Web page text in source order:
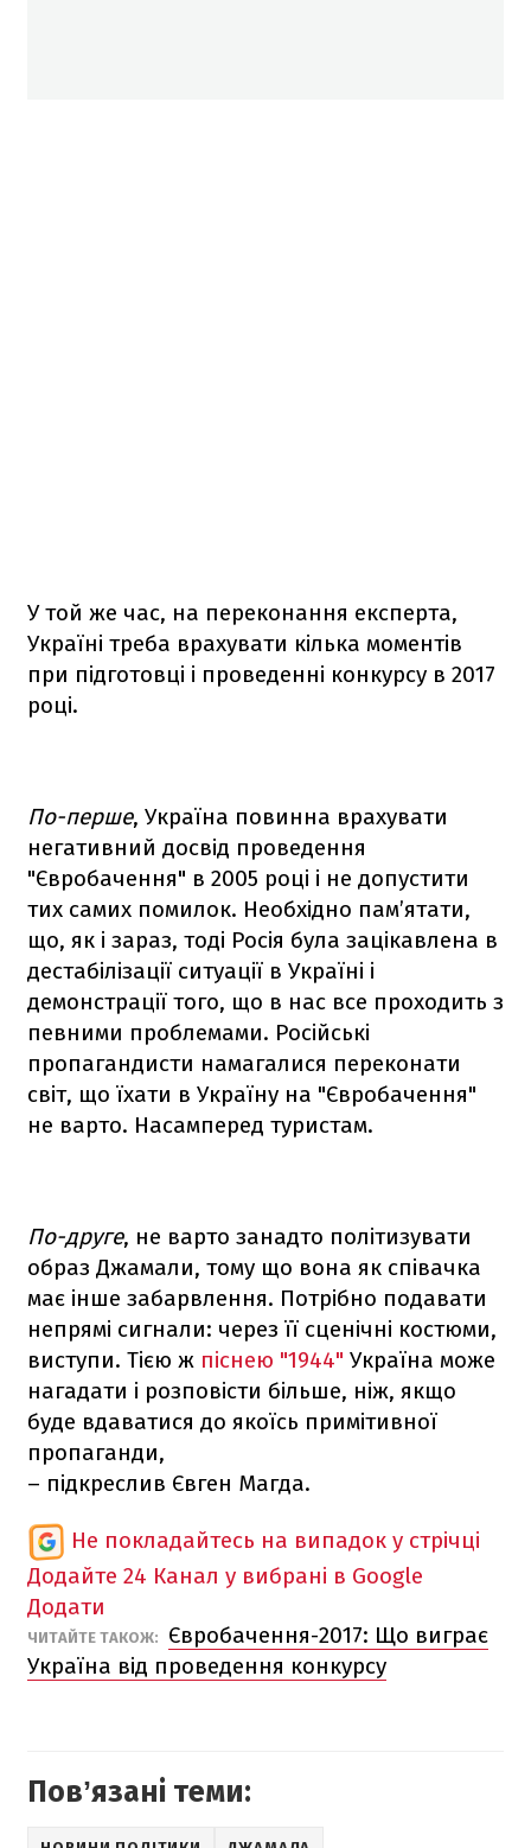
У той же час, на переконання експерта,
Україні треба врахувати кілька моментів
при підготовці і проведенні конкурсу в 2017
році.
По-перше, Україна повинна врахувати
негативний досвід проведення
"Євробачення" в 2005 році і не допустити
тих самих помилок. Необхідно пам’ятати,
що, як і зараз, тоді Росія була зацікавлена в
дестабілізації ситуації в Україні і
демонстрації того, що в нас все проходить з
певними проблемами. Російські
пропагандисти намагалися переконати
світ, що їхати в Україну на "Євробачення"
не варто. Насамперед туристам.
По-друге, не варто занадто політизувати
образ Джамали, тому що вона як співачка
має інше забарвлення. Потрібно подавати
непрямі сигнали: через її сценічні костюми,
виступи. Тією ж піснею "1944" Україна може
нагадати і розповісти більше, ніж, якщо
буде вдаватися до якоїсь примітивної
пропаганди,
– підкреслив Євген Магда.
Не покладайтесь на випадок у стрічці
Додайте 24 Канал у вибрані в Google
Додати
ЧИТАЙТЕ ТАКОЖ:
Євробачення-2017: Що виграє
Україна від проведення конкурсу
Повʼязані теми: